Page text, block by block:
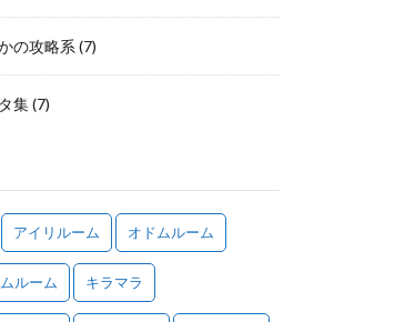
の攻略系 (7)
集(7)
アイリルーム オドムルーム
ルーム キラマラ